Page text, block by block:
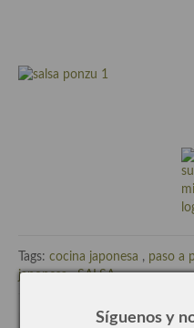
Resumen tematicos de
Cocina Brasileña
Tags: cocina japonesa , paso a
japonesa,SALSA
Síguenos y